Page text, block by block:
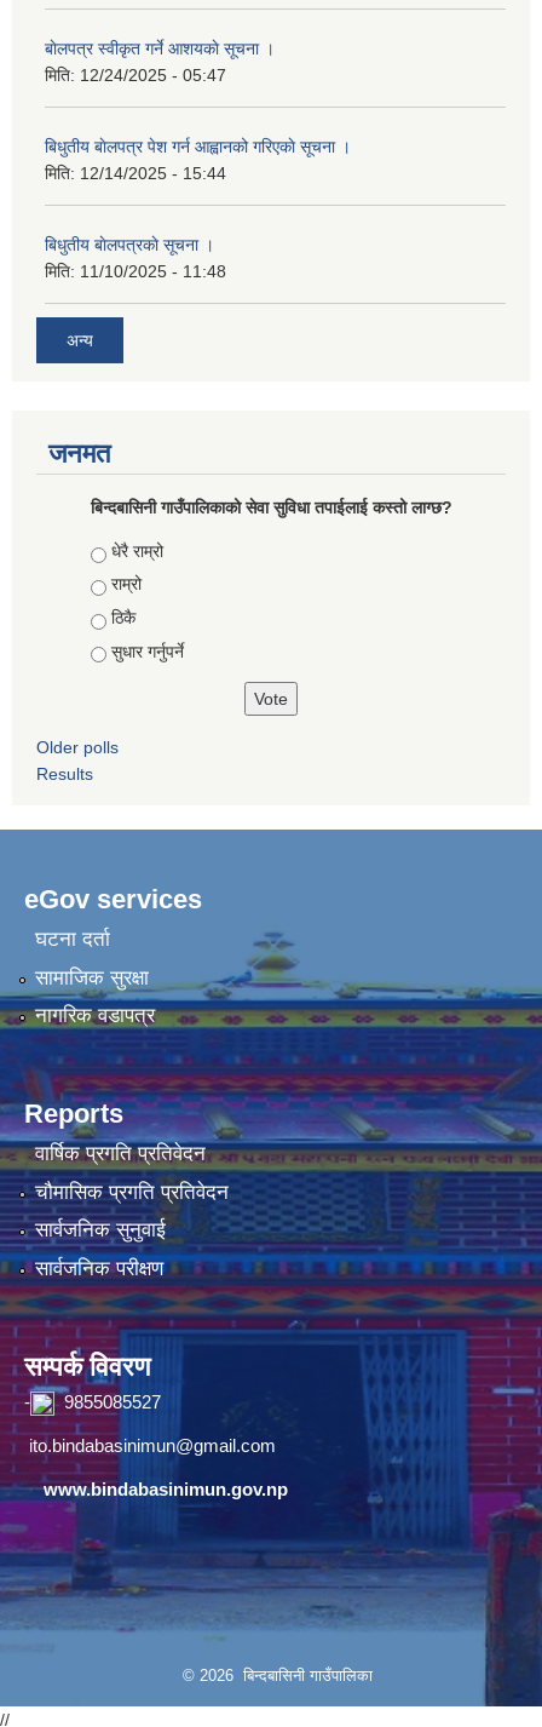
बाेलपत्र स्वीकृत गर्ने आशयकाे सूचना ।
मिति: 12/24/2025 - 05:47
बिधुतीय बाेलपत्र पेश गर्न आह्वानको गरिएकाे सूचना ।
मिति: 12/14/2025 - 15:44
बिधुतीय बाेलपत्रकाे सूचना ।
मिति: 11/10/2025 - 11:48
अन्य
जनमत
बिन्दबासिनी गाउँपालिकाको सेवा सुविधा तपाईलाई कस्तो लाग्छ?
Choices
धेरै राम्रो
राम्रो
ठिकै
सुधार गर्नुपर्ने
Older polls
Results
eGov services
घटना दर्ता
सामाजिक सुरक्षा
नागरिक वडापत्र
Reports
वार्षिक प्रगति प्रतिवेदन
चौमासिक प्रगति प्रतिवेदन
सार्वजनिक सुनुवाई
सार्वजनिक परीक्षण
सम्पर्क विवरण
- 9855085527
ito.bindabasinimun@gmail.com
www.bindabasinimun.gov.np
© 2026 बिन्दबासिनी गाउँपालिका
//